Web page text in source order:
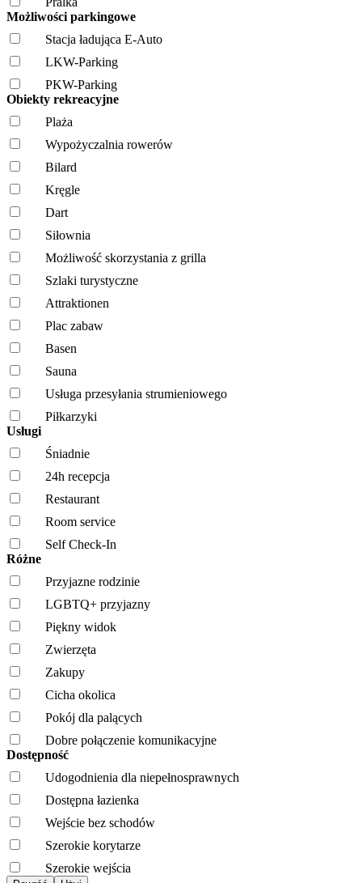
Możliwości parkingowe
Stacja ładująca E-Auto
LKW-Parking
PKW-Parking
Obiekty rekreacyjne
Plaża
Wypożyczalnia rowerów
Bilard
Kręgle
Dart
Siłownia
Możliwość skorzystania z grilla
Szlaki turystyczne
Attraktionen
Plac zabaw
Basen
Sauna
Usługa przesyłania strumieniowego
Piłkarzyki
Usługi
Śniadnie
24h recepcja
Restaurant
Room service
Self Check-In
Różne
Przyjazne rodzinie
LGBTQ+ przyjazny
Piękny widok
Zwierzęta
Zakupy
Cicha okolica
Pokój dla palących
Dobre połączenie komunikacyjne
Dostępność
Udogodnienia dla niepełnosprawnych
Dostępna łazienka
Wejście bez schodów
Szerokie korytarze
Szerokie wejścia